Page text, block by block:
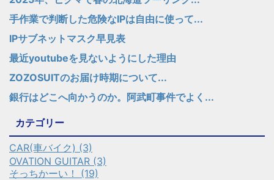
手作業で判断した危険なIPは自由に使って...
IPサブネットマスク早見表
最近youtubeを見ないようにした理由
ZOZOSUITのお届け時期について...
銀行はどこへ向かうのか。阿武町事件でよく...
カテゴリー
CAR(車バイク) (3)
OVATION GUITAR (3)
そっちかーい！ (19)